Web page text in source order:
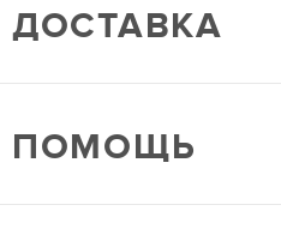
ДОСТАВКА
ПОМОЩЬ